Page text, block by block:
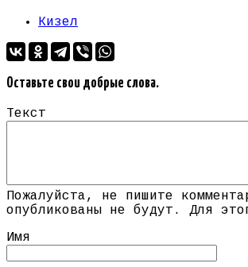
Кизел
Оставьте свои добрые слова.
Текст
Пожалуйста, не пишите
опубликованы не будут. Для
Имя